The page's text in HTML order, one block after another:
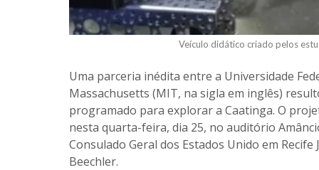
Veículo didático criado pelos
Uma parceria inédita entre a Universidade
Massachusetts (MIT, na sigla em inglês)
programado para explorar a Caatinga. O
nesta quarta-feira, dia 25, no auditório
Consulado Geral dos Estados Unido em
Beechler.